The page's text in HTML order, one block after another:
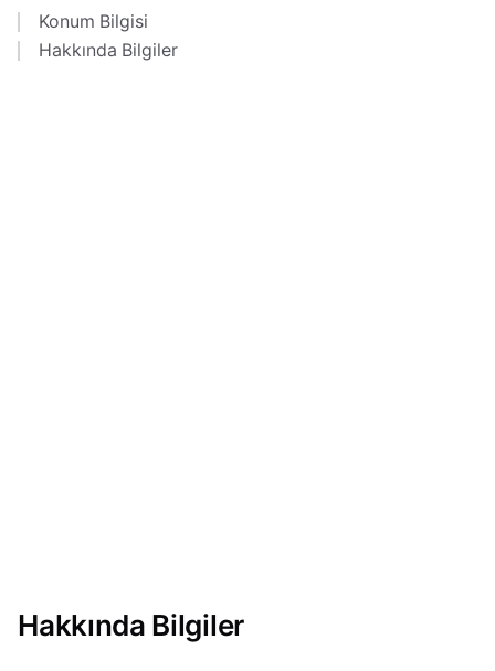
Konum Bilgisi
Hakkında Bilgiler
Hakkında Bilgiler